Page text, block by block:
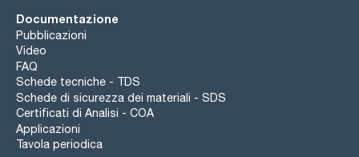
Documentazione
Pubblicazioni
Video
FAQ
Schede tecniche - TDS
Schede di sicurezza dei materiali - SDS
Certificati di Analisi - COA
Applicazioni
Tavola periodica